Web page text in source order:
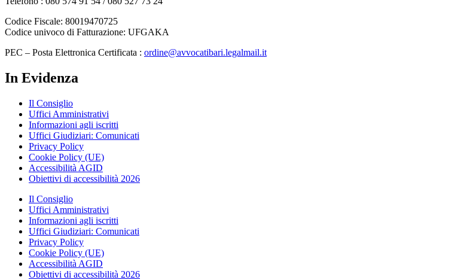
Codice Fiscale: 80019470725
Codice univoco di Fatturazione: UFGAKA
PEC – Posta Elettronica Certificata : ordine@avvocatibari.legalmail.it
In Evidenza
Il Consiglio
Uffici Amministrativi
Informazioni agli iscritti
Uffici Giudiziari: Comunicati
Privacy Policy
Cookie Policy (UE)
Accessibilità AGID
Obiettivi di accessibilità 2026
Il Consiglio
Uffici Amministrativi
Informazioni agli iscritti
Uffici Giudiziari: Comunicati
Privacy Policy
Cookie Policy (UE)
Accessibilità AGID
Obiettivi di accessibilità 2026